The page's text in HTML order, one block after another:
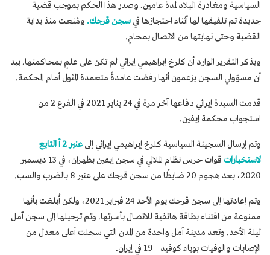
السياسية ومغادرة البلاد لمدة عامين. وصدر هذا الحكم بموجب قضية
جديدة تم تلفيقها لها أثناء احتجازها في سجن قرجك. ومُنعت منذ بداية
القضية وحتى نهايتها من الاتصال بمحامٍ.
ويذكر التقرير الوارد أن كلرخ إبراهيمي إيرائي لم تكن على علمٍ بمحاكمتها. بيد
أن مسؤولي السجن يزعمون أنها رفضت عامدةً متعمدة المثول أمام المحكمة.
قدمت السيدة إيرائي دفاعها آخر مرة في 24 يناير 2021 في الفرع 2 من
استجواب محكمة إيفين.
وتم إرسال السجينة السياسية كلرخ إبراهيمي إيرائي إلى
عنبر 2 أ التابع
لاستخبارات
قوات حرس نظام الملالي في سجن إيفين بطهران، في 13 ديسمبر
2020، بعد هجوم 20 ضابطًا من سجن قرجك على عنبر 8 بالضرب والسب.
وتم إعادتها إلى سجن قرجك يوم الأحد 24 فبراير 2021، ولكن أُبلغت بأنها
ممنوعة من اقتناء بطاقة هاتفية للاتصال بأسرتها. وتم ترحيلها إلى سجن آمل
ليلة الأحد. وتعد مدينة آمل واحدة من المدن التي سجلت أعلى معدل من
الإصابات والوفيات بوباء كوفيد – 19 في إيران.